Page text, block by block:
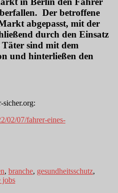
Der betroffene
abgepasst, mit der
durch den Einsatz
Täter sind mit dem
und hinterließen den
02/07/fahrer-eines-
, branche, gesundheitsschutz,
jobs